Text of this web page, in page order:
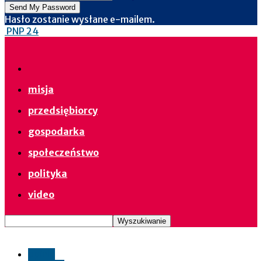
Hasło zostanie wysłane e-mailem.
PNP 24
misja
przedsiębiorcy
gospodarka
społeczeństwo
polityka
video